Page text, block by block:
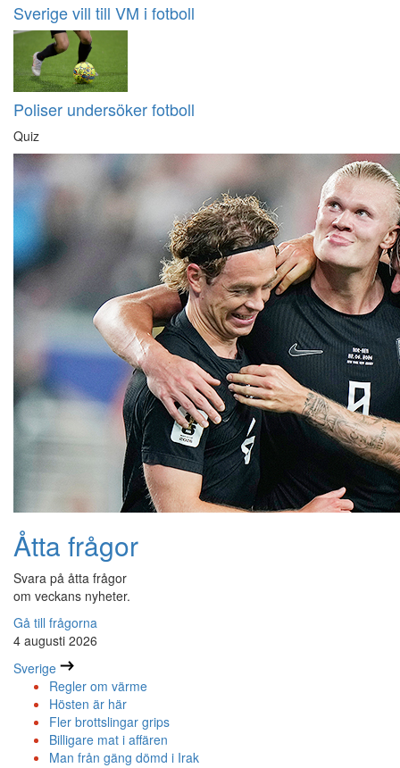
Sverige vill till VM i fotboll
Poliser undersöker fotboll
Quiz
Åtta frågor
Svara på åtta frågor
om veckans nyheter.
Gå till frågorna
4 augusti 2026
Sverige
Regler om värme
Hösten är här
Fler brottslingar grips
Billigare mat i affären
Man från gäng dömd i Irak